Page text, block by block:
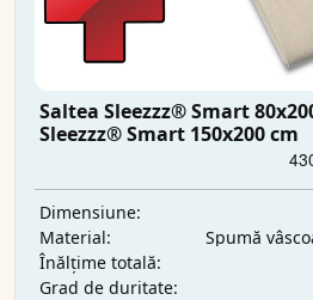
Saltea Sleezzz® Smart
Sleezzz® Smart 150x200 cm
Dimensiune:
Material:
Spumă
Înălțime totală:
Grad de duritate: